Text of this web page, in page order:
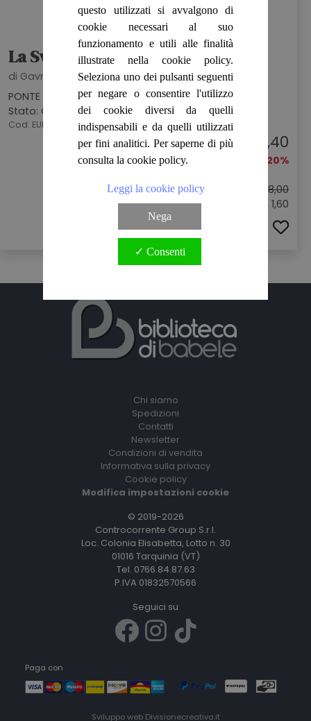
La Svolta
di Gavril Popov
PONTE ALLE GRAZIE, 1991
Stato: OTTIMO
Cod. EUR0269
€ 6,40
-20%
Prezzo originale:
€ 8,00
Sconto: € 1,60
Chi siamo
Spedizioni
Contatti
Newsletter
Condizioni di vendita
Informativa sulla privacy
Cookie policy
Modifica impostazioni cookie
© 2019-2026
Controcorrente Group S.r.l.
Loc. Colonia Elisabetta, Lotto n. 30
01016 Tarquinia (VT)
Tel. 0766.84.87.63
P.IVA 01832570566
Seguici su
Paga con
Sviluppo web Divisionecreativa.it
questo utilizzati si avvalgono di
cookie necessari al suo
funzionamento e utili alle finalità
illustrate nella cookie policy.
Seleziona uno dei pulsanti seguenti
per negare o consentire l'utilizzo
dei cookie diversi da quelli
indispensabili e da quelli utilizzati
per fini analitici. Per saperne di più
consulta la cookie policy.
Leggi la cookie policy
Nega
✓ Consenti